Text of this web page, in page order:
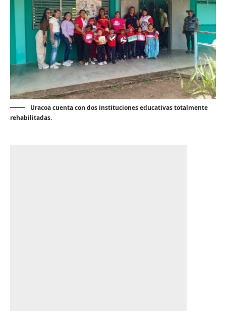
Uracoa cuenta con dos instituciones educativas totalmente
rehabilitadas.